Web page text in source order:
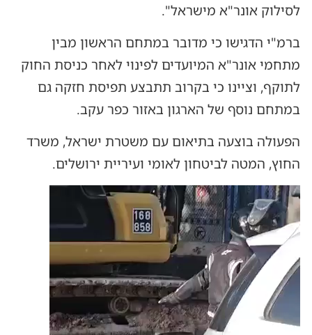
לסילוק אונר"א מישראל".
ברמ"י הדגישו כי מדובר במתחם הראשון מבין
מתחמי אונר"א המיועדים לפינוי לאחר כניסת החוק
לתוקף, וציינו כי בקרוב תתבצע תפיסת חזקה גם
במתחם נוסף של הארגון באזור כפר עקב.
הפעולה בוצעה בתיאום עם משטרת ישראל, משרד
החוץ, המטה לביטחון לאומי ועיריית ירושלים.
נגן
וידאו